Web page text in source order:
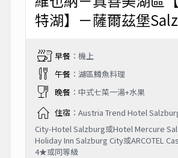
特湖】－薩爾茲堡
早餐：機上
午餐：湖區鱒魚料理
晚餐：中式七菜一湯+水果
住宿 ：Austria Trend Hotel
City-Hotel Salzburg或Hotel Mercure
Holiday Inn Salzburg City或ARCOTEL
4★或同等級